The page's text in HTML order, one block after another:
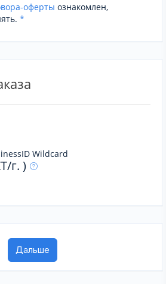
оферты ознакомлен,
*
Wildcard
г. )